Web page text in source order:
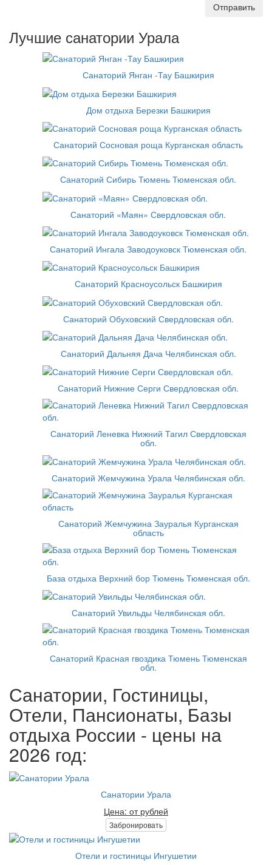
Отправить
Лучшие санатории Урала
Санаторий Янган -Тау Башкирия
Дом отдыха Березки Башкирия
Санаторий Сосновая роща Курганская область
Санаторий Сибирь Тюмень Тюменская обл.
Санаторий «Маян» Свердловская обл.
Санаторий Ингала Заводоуковск Тюменская обл.
Санаторий Красноусольск Башкирия
Санаторий Обуховский Свердловская обл.
Санаторий Дальняя Дача Челябинская обл.
Санаторий Нижние Серги Свердловская обл.
Санаторий Леневка Нижний Тагил Свердловская
обл.
Санаторий Жемчужина Урала Челябинская обл.
Санаторий Жемчужина Зауралья Курганская
область
База отдыха Верхний бор Тюмень Тюменская обл.
Санаторий Увильды Челябинская обл.
Санаторий Красная гвоздика Тюмень Тюменская
обл.
Санатории, Гостиницы,
Отели, Пансионаты, Базы
отдыха России - цены на
2026 год:
Санатории Урала
Цена: от рублей
Забронировать
Отели и гостиницы Ингушетии